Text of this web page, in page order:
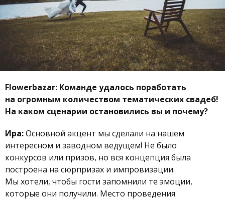
Flowerbazar: Команде удалось поработать
на огромным количеством тематических свадеб!
На каком сценарии остановились вы и почему?
Ира:Основной акцент мы сделали на нашем
интересном и заводном ведущем! Не было
конкурсов или призов, но вся концепция была
построена на сюрпризах и импровизации.
Мы хотели, чтобы гости запомнили те эмоции,
которые они получили. Место проведения